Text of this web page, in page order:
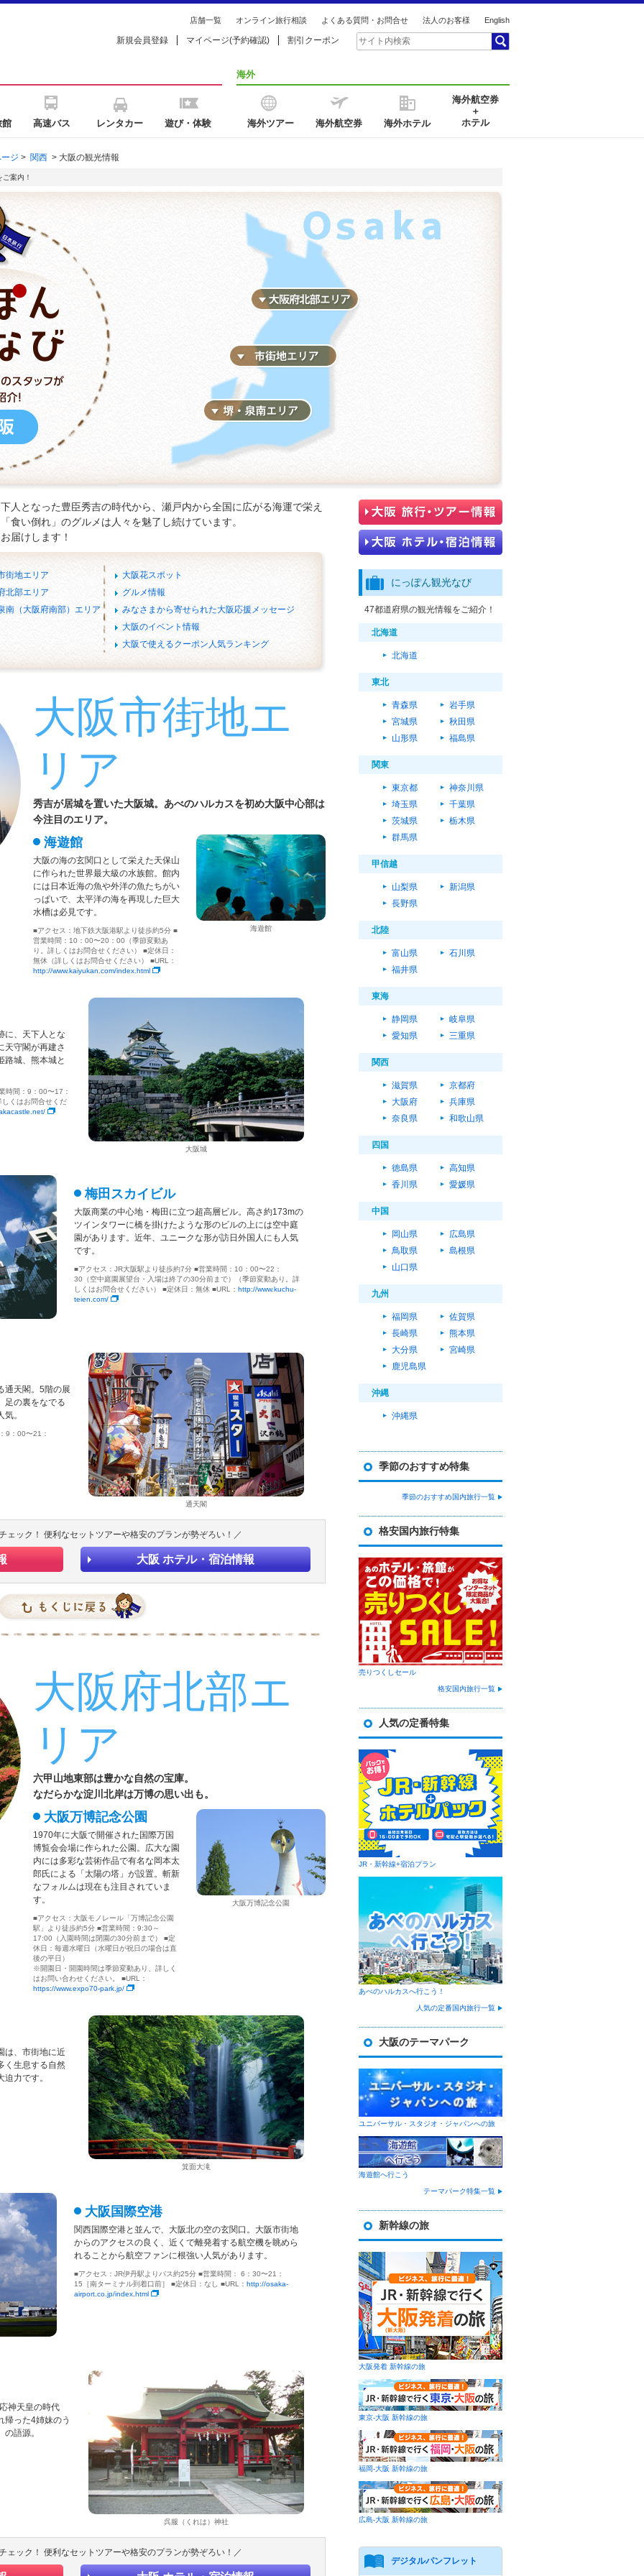
店舗一覧 オンライン旅行相談 よくある質問・お問合せ 法人のお客様 English
新規会員登録 マイページ(予約確認) 割引クーポン
館 高速バス レンタカー 遊び・体験
海外
海外ツアー 海外航空券 海外ホテル
海外航空券
＋
ホテル
ジ > 関西 > 大阪の観光情報
案内！
人となった豊臣秀吉の時代から、瀬戸内から全国に広がる海運で栄え
食い倒れ」のグルメは人々を魅了し続けています。
届けします！
街地エリア
北部エリア
南（大阪府南部）エリア
大阪花スポット
グルメ情報
みなさまから寄せられた大阪応援メッセージ
大阪のイベント情報
大阪で使えるクーポン人気ランキング
大阪市街地エ
リア
秀吉が居城を置いた大阪城。あべのハルカスを初め大阪中心部は
今注目のエリア。
海遊館
大阪の海の玄関口として栄えた天保山
に作られた世界最大級の水族館。館内
には日本近海の魚や外洋の魚たちがい
っぱいで、太平洋の海を再現した巨大
水槽は必見です。
■アクセス：地下鉄大阪港駅より徒歩約5分 ■
営業時間：10：00〜20：00（季節変動あ
り。詳しくはお問合せください） ■定休日：
無休（詳しくはお問合せください） ■URL：
http://www.kaiyukan.com/index.html
海遊館
に、天下人とな
天守閣が再建さ
路城、熊本城と
時間：9：00〜17：
くはお問合せくだ
大阪城
梅田スカイビル
大阪商業の中心地・梅田に立つ超高層ビル。高さ約173mの
ツインタワーに橋を掛けたような形のビルの上には空中庭
園があります。近年、ユニークな形が訪日外国人にも人気
です。
■アクセス：JR大阪駅より徒歩約7分 ■営業時間：10：00〜22：
30（空中庭園展望台・入場は終了の30分前まで）（季節変動あり。詳
しくはお問合せください） ■定休日：無休 ■URL： http://www.kuchu-
teien.com/
通天閣。5階の展
足の裏をなでる
。
9：00〜21：
通天閣
ェック！ 便利なセットツアーや格安のプランが勢ぞろい！／
大阪 ホテル・宿泊情報
大阪府北部エ
リア
六甲山地東部は豊かな自然の宝庫。
なだらかな淀川北岸は万博の思い出も。
大阪万博記念公園
1970年に大阪で開催された国際万国
博覧会会場に作られた公園。広大な園
内には多彩な芸術作品で有名な岡本太
郎氏による「太陽の塔」が設置。斬新
なフォルムは現在も注目されていま
す。
■アクセス：大阪モノレール「万博記念公園
駅」より徒歩約5分 ■営業時間：9:30～
17:00（入園時間は閉園の30分前まで） ■定
休日：毎週水曜日（水曜日が祝日の場合は直
後の平日）
※開園日・開園時間は季節変動あり、詳しく
はお問い合わせください。 ■URL：
https://www.expo70-park.jp/
大阪万博記念公園
は、市街地に近
く生息する自然
力です。
箕面大滝
大阪国際空港
関西国際空港と並んで、大阪北の空の玄関口。大阪市街地
からのアクセスの良く、近くで離発着する航空機を眺めら
れることから航空ファンに根強い人気があります。
■アクセス：JR伊丹駅よりバス約25分 ■営業時間： 6：30〜21：
15［南ターミナル到着口前］ ■定休日：なし ■URL： http://osaka-
airport.co.jp/index.html
神天皇の時代
帰った4姉妹のう
語源。
呉服（くれは）神社
ェック！ 便利なセットツアーや格安のプランが勢ぞろい！／
にっぽん観光なび
47都道府県の観光情報をご紹介！
北海道
北海道
東北
青森県
岩手県
宮城県
秋田県
山形県
福島県
関東
東京都
神奈川県
埼玉県
千葉県
茨城県
栃木県
群馬県
甲信越
山梨県
新潟県
長野県
北陸
富山県
石川県
福井県
東海
静岡県
岐阜県
愛知県
三重県
関西
滋賀県
京都府
大阪府
兵庫県
奈良県
和歌山県
四国
徳島県
高知県
香川県
愛媛県
中国
岡山県
広島県
鳥取県
島根県
山口県
九州
福岡県
佐賀県
長崎県
熊本県
大分県
宮崎県
鹿児島県
沖縄
沖縄県
季節のおすすめ特集
季節のおすすめ国内旅行一覧
格安国内旅行特集
売りつくしセール
格安国内旅行一覧
人気の定番特集
JR・新幹線+宿泊プラン
あべのハルカスへ行こう！
人気の定番国内旅行一覧
大阪のテーマパーク
ユニバーサル・スタジオ・ジャパンへの旅
海遊館へ行こう
テーマパーク特集一覧
新幹線の旅
大阪発着 新幹線の旅
東京-大阪 新幹線の旅
福岡-大阪 新幹線の旅
広島-大阪 新幹線の旅
デジタルパンフレット